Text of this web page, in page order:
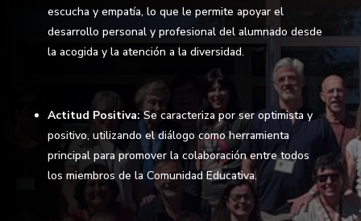
escucha y empatía, lo que le permite apoyar el
desarrollo personal y profesional del alumnado desde
la acogida y la atención a la diversidad.
Actitud Positiva: Se caracteriza por ser optimista y
positivo, utilizando el diálogo como herramienta
principal para promover la colaboración entre todos
los miembros de la Comunidad Educativa.